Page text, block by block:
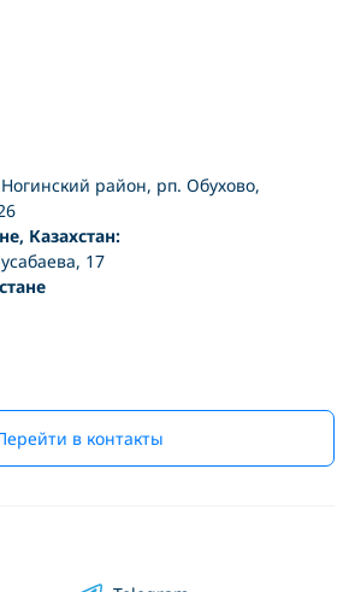
район, рп. Обухово,
Казахстан:
17
в контакты